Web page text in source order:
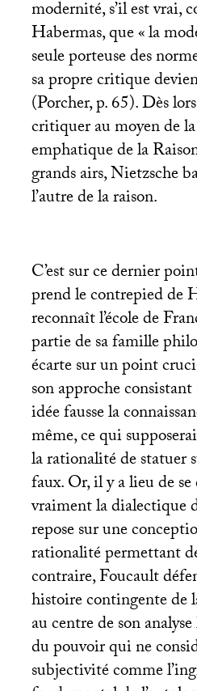
modernité, s’il est vrai,
Habermas, que «la
seule porteuse des
sa propre critique
(Porcher, p. 65). Dès
critiquer au moyen de
emphatique de la
grands airs, Nietzsche
l’autre de la raison.
C’est sur ce dernier
prend le contrepied de
reconnaît l’école de
partie de sa famille
écarte sur un point
son approche
idée fausse la
même, ce qui
la rationalité de statuer
faux. Or, il y a lieu de
vraiment la dialectique
repose sur une
rationalité permettant
contraire, Foucault
histoire contingente de
au centre de son
du pouvoir qui ne
subjectivité comme